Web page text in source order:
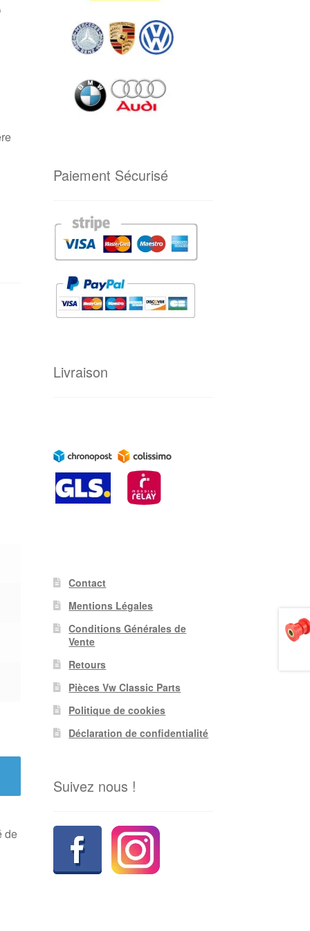
de
Paiement Sécurisé
Livraison
Contact
Mentions Légales
Conditions Générales de
Vente
Retours
Pièces Vw Classic Parts
Politique de cookies
Déclaration de confidentialité
Suivez nous !